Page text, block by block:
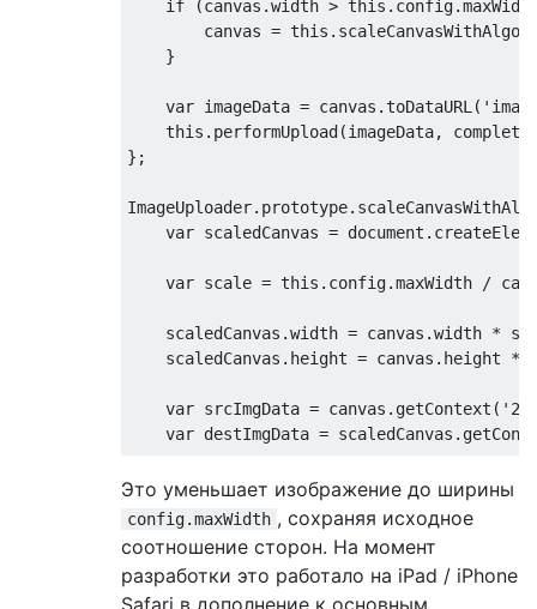
if (canvas .width > this . config.
        canvas
= this .
}
var imageData = canvas .toDataURL (
this . performUpload(imageData,
};
ImageUploader. prototype.
var scaledCanvas = document .
var scale = this . config.maxWidth /
    scaledCanvas
.width = canvas .width *
    scaledCanvas
. height = canvas . height *
var srcImgData = canvas . getContext (
var destImgData = scaledCanvas .
this. applyBilinearInterpolation(
    scaledCanvas
getContext '2d' ).
return scaledCanvas;
Это уменьшает изображение до ширины
config.maxWidth , сохраняя исходное
соотношение сторон. На момент
разработки это работало на iPad / iPhone
Safari в дополнение к основным